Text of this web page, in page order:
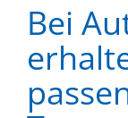
Bei